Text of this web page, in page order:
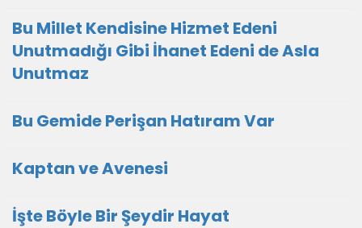
Bu Millet Kendisine Hizmet Edeni
Unutmadığı Gibi İhanet Edeni de Asla
Unutmaz
Bu Gemide Perişan Hatıram Var
Kaptan ve Avenesi
İşte Böyle Bir Şeydir Hayat